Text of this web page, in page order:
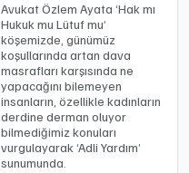
Avukat Özlem Ayata ‘Hak mı
Hukuk mu Lütuf mu’
köşemizde, günümüz
koşullarında artan dava
masrafları karşısında ne
yapacağını bilemeyen
insanların, özellikle kadınların
derdine derman oluyor
bilmediğimiz konuları
vurgulayarak ‘Adli Yardım’
sunumunda.